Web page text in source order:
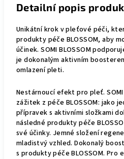
Detailní popis
Unikátní krok v pleťové péči,
produkty péče BLOSSOM, aby
účinek. SOMI BLOSSOM
je dokonalým aktivním
omlazení pleti.
Nestárnoucí efekt pro pleť.
zážitek z péče BLOSSOM: jako
přípravek s aktivními složkami
následné produkty péče
své účinky. Jemné složení
mladistvý vzhled. Dokonalý
s produkty péče BLOSSOM.